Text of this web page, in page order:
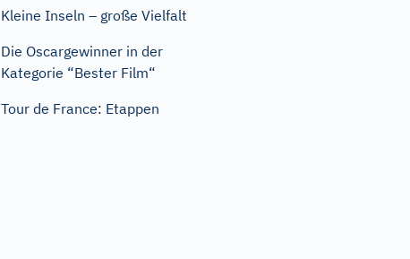
Kleine Inseln – große Vielfalt
Die Oscargewinner in der
Kategorie “Bester Film“
Tour de France: Etappen